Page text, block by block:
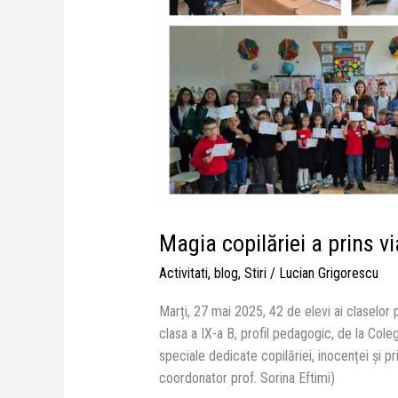
Magia copilăriei a prins
Activitati, blog, Stiri/ Lucian Grigorescu
Marți, 27 mai 2025, 42 de elevi ai claselor
clasa a IX-a B, profil pedagogic, de la
speciale dedicate copilăriei, inocenței și
coordonator prof. Sorina Eftimi)